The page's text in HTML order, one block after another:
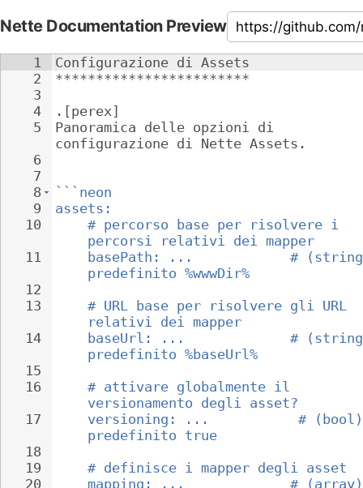
Nette Documentation Preview
1
2
3
4
5
6
7
8
9
10
11
12
13
14
15
16
17
18
19
20
Configurazione di Assets
************************
.[perex]
Panoramica delle opzioni di
configurazione di Nette Assets.
```neon
assets:
# percorso base per risolvere i
percorsi relativi dei mapper
basePath: ...            #
predefinito %wwwDir%
# URL base per risolvere gli URL
relativi dei mapper
baseUrl: ...             #
predefinito %baseUrl%
# attivare globalmente il
versionamento degli asset?
versioning: ...           #
predefinito true
# definisce i mapper degli asset
mapping: ...             #